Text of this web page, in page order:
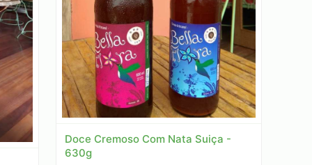
Doce Cremoso Com Nata Suiça -
630g